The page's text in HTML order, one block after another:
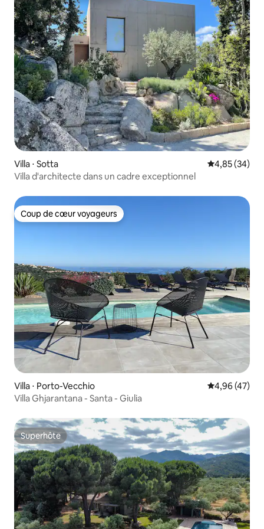
Villa ⋅ Sotta Évaluation
4,85 (34)
Villa d'architecte dans un cadre exceptionnel
Coup de cœur voyageurs
Coup de cœur voyageurs
Villa ⋅ Porto-Vecchio Évaluation
4,96 (47)
Villa Ghjarantana - Santa - Giulia
Superhôte
Superhôte